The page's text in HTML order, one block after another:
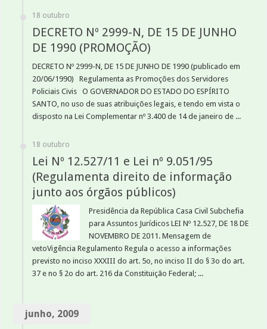
18 outubro
DECRETO Nº 2999-N, DE 15 DE JUNHO
DE 1990 (PROMOÇÃO)
DECRETO Nº 2999-N, DE 15 DE JUNHO DE 1990 (publicado em
20/06/1990) Regulamenta as Promoções dos Servidores
Policiais Civis O GOVERNADOR DO ESTADO DO ESPÍRITO
SANTO, no uso de suas atribuições legais, e tendo em vista o
disposto na Lei Complementar nº 3.400 de 14 de janeiro de ...
18 outubro
Lei Nº 12.527/11 e Lei nº 9.051/95
(Regulamenta direito de informação
junto aos órgãos públicos)
Presidência da República Casa Civil Subchefia
para Assuntos Jurídicos LEI Nº 12.527, DE 18 DE
NOVEMBRO DE 2011. Mensagem de
vetoVigência Regulamento Regula o acesso a informações
previsto no inciso XXXIII do art. 5o, no inciso II do § 3o do art.
37 e no § 2o do art. 216 da Constituição Federal; ...
junho, 2009